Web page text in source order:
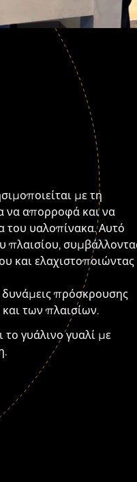
με τη
να απορροφά και να
του υαλοπίνακα. Αυτό
πλαισίου,
και ελαχιστοποιώντας
δυνάμεις πρόσκρουσης
των πλαισίων.
το γυάλινο γυαλί με